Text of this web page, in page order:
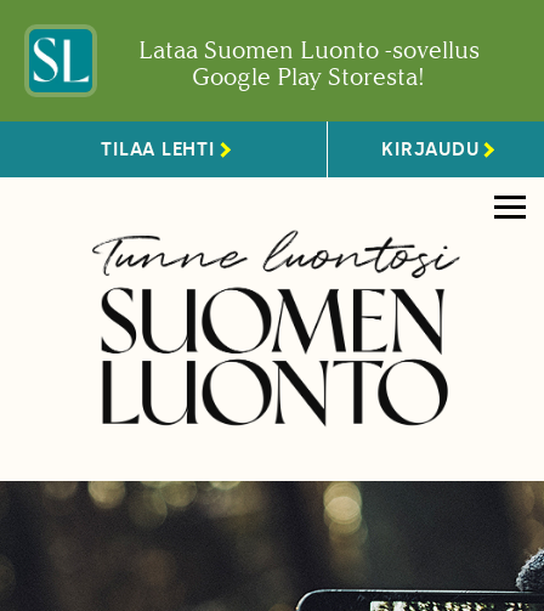
Lataa Suomen Luonto -sovellus
Google Play Storesta!
TILAA LEHTI KIRJAUDU